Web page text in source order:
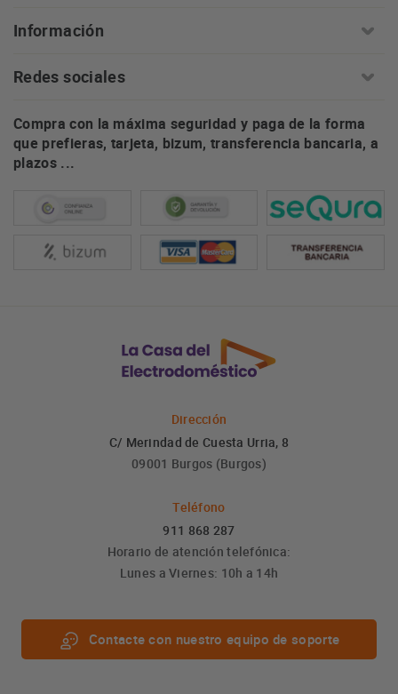
Información
Redes sociales
Compra con la máxima seguridad y paga de la forma
que prefieras, tarjeta, bizum, transferencia bancaria, a
plazos ...
Dirección
C/ Merindad de Cuesta Urria, 8
09001 Burgos (Burgos)
Teléfono
911 868 287
Horario de atención telefónica:
Lunes a Viernes: 10h a 14h
Contacte con nuestro equipo de soporte